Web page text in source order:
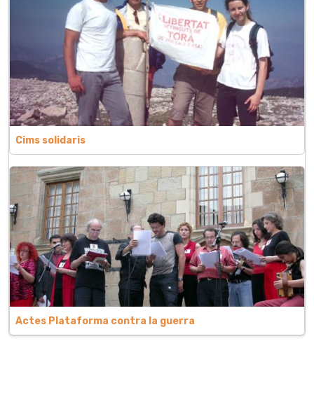
Cims solidaris
Actes Plataforma contra la guerra